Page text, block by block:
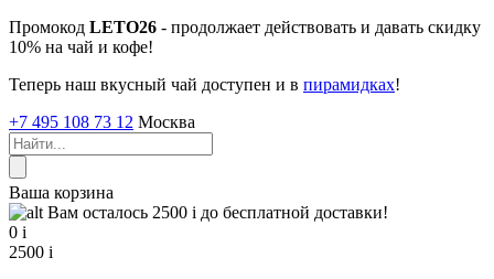
Промокод LETO26 - продолжает действовать и давать скидку
10% на чай и кофе!
Теперь наш вкусный чай доступен и в пирамидках!
+7 495 108 73 12 Москва
Ваша корзина
Вам осталось 2500 i до бесплатной доставки!
0 i
2500 i